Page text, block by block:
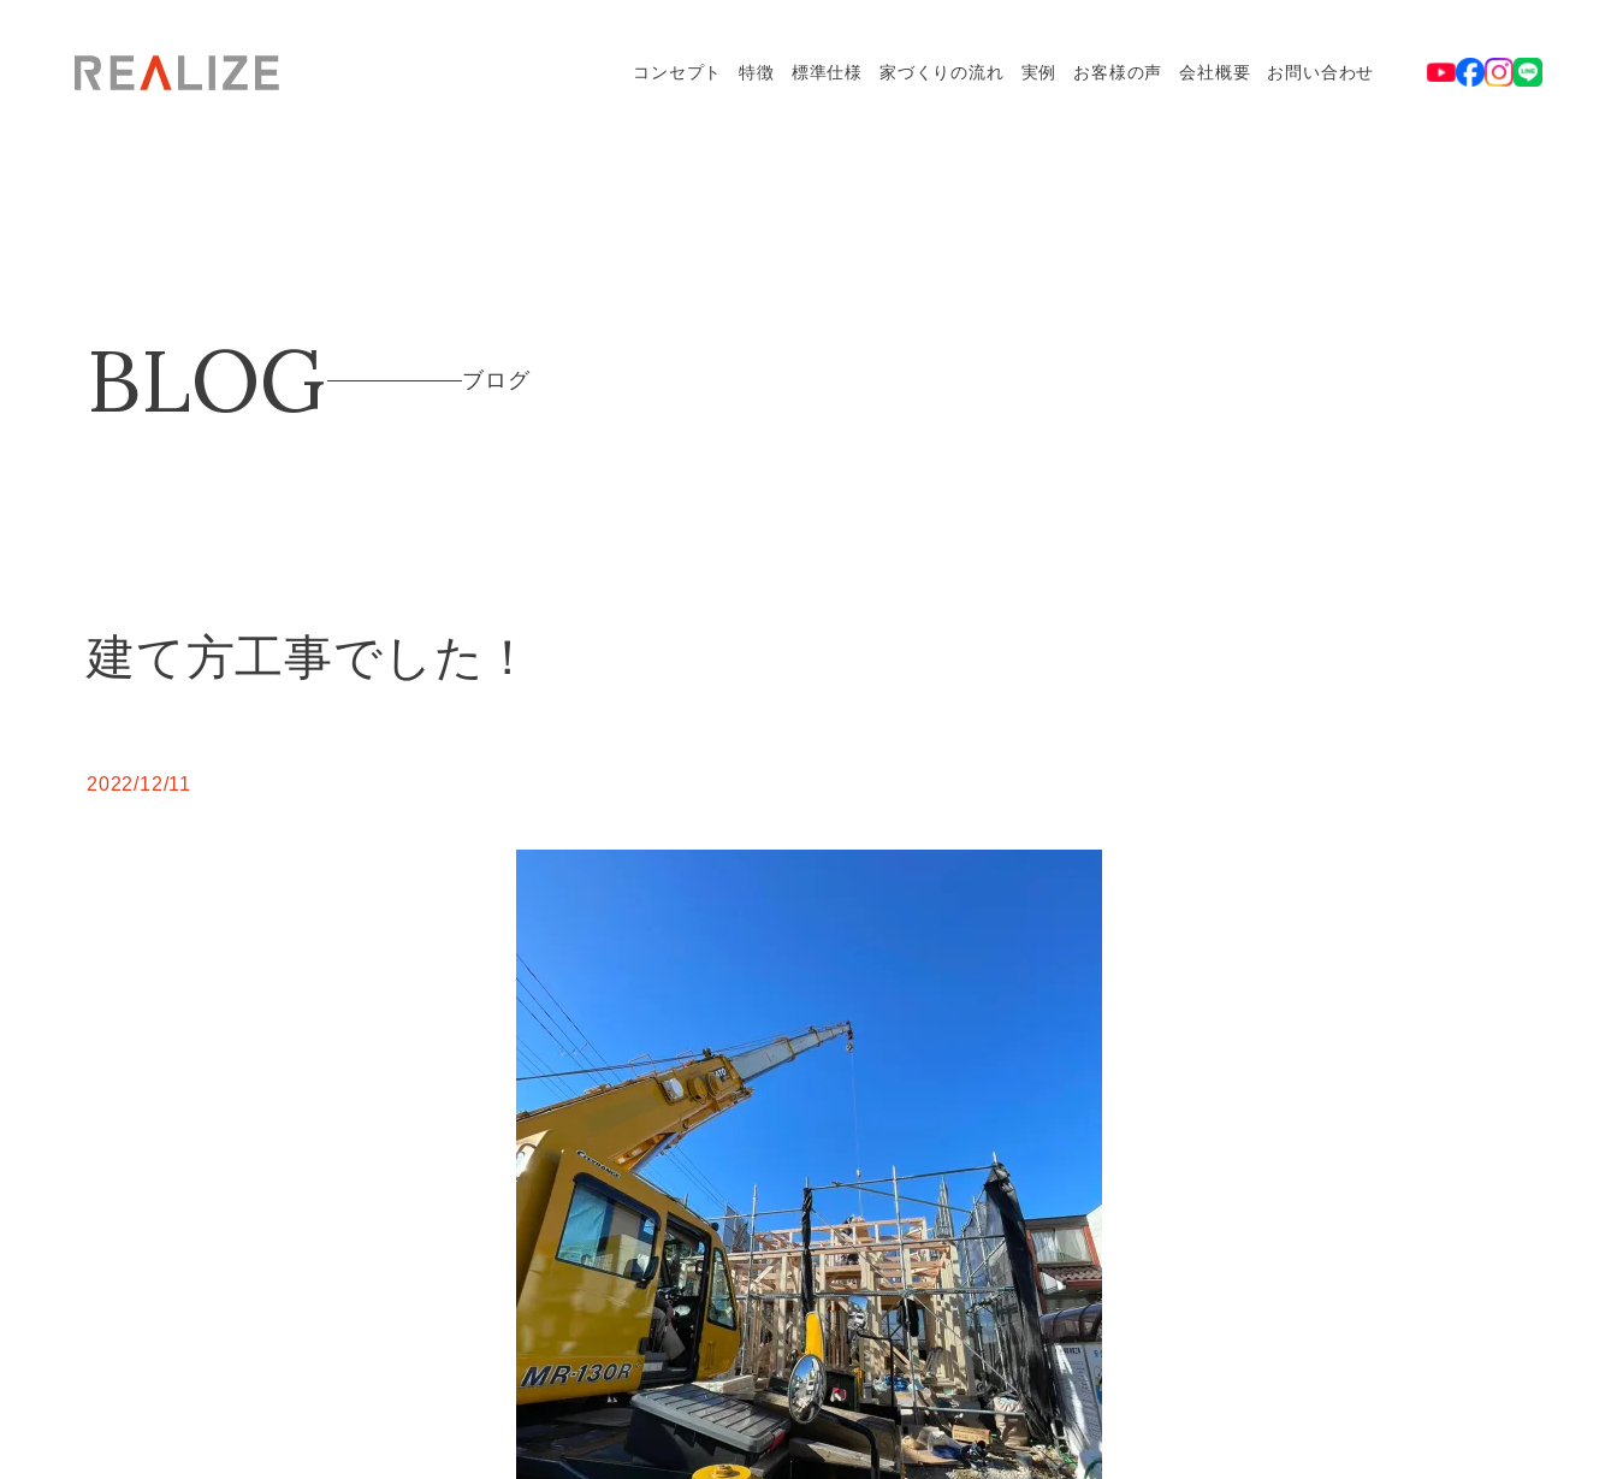
コンセプト 特徴 標準仕様 家づくりの流れ 実例 お客様の声 会社概要 お問い合わせ
BLOG ブログ
建て方工事でした！
2022/12/11